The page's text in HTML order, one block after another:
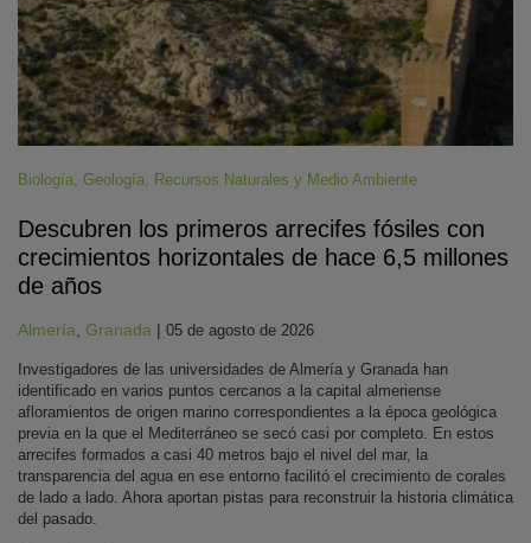
Biología, Geología, Recursos Naturales y Medio Ambiente
Descubren los primeros arrecifes fósiles con
crecimientos horizontales de hace 6,5 millones
de años
Almería Granada | 05 de agosto de 2026
Investigadores de las universidades de Almería y Granada han
identificado en varios puntos cercanos a la capital almeriense
afloramientos de origen marino correspondientes a la época geológica
previa en la que el Mediterráneo se secó casi por completo. En estos
arrecifes formados a casi 40 metros bajo el nivel del mar, la
transparencia del agua en ese entorno facilitó el crecimiento de corales
de lado a lado. Ahora aportan pistas para reconstruir la historia climática
del pasado.